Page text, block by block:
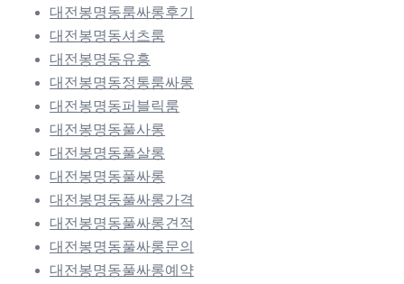
대전봉명동룸싸롱후기
대전봉명동셔츠룸
대전봉명동유흥
대전봉명동정통룸싸롱
대전봉명동퍼블릭룸
대전봉명동풀사롱
대전봉명동풀살롱
대전봉명동풀싸롱
대전봉명동풀싸롱가격
대전봉명동풀싸롱견적
대전봉명동풀싸롱문의
대전봉명동풀싸롱예약